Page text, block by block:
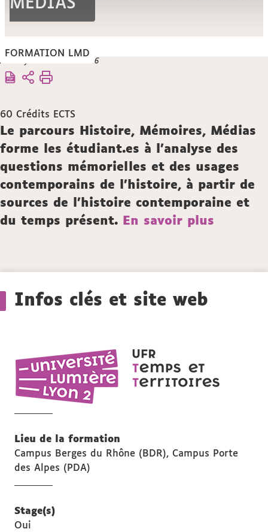
FORMATION LMD
MEDIAS
Vous
êtes
Accueil
Offre
Mise à jour le 16 mars 2026
60 Crédits ECTS
Description
Le parcours Histoire, Mémoires, Médias
forme les étudiant.es à l’analyse des
questions mémorielles et des usages
contemporains de l’histoire, à partir de
sources de l’histoire contemporaine et
du temps présent.
En savoir plus
Infos clés et site web
et
Lieu de la formation
Campus Berges du Rhône (BDR), Campus Porte
des Alpes (PDA)
Stage(s)
Oui